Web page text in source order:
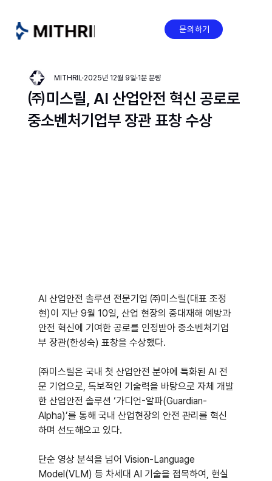
문의하기
㈜미스릴, AI 산업안전 혁신 공로로
중소벤처기업부 장관 표창 수상
MITHRIL 2025년 12월 9일 1분 분량
AI 산업안전 솔루션 전문기업 ㈜미스릴(대표 조정
현)이 지난 9월 10일, 산업 현장의 중대재해 예방과
안전 혁신에 기여한 공로를 인정받아 중소벤처기업
부 장관(한성숙) 표창을 수상했다.
㈜미스릴은 국내 첫 산업안전 분야에 특화된 AI 전
문 기업으로, 독보적인 기술력을 바탕으로 자체 개발
한 산업안전 솔루션 ‘가디언-알파(Guardian-
Alpha)’를 통해 국내 산업현장의 안전 관리를 혁신
하며 선도해오고 있다.
단순 영상 분석을 넘어 Vision-Language
Model(VLM) 등 차세대 AI 기술을 접목하여, 현실